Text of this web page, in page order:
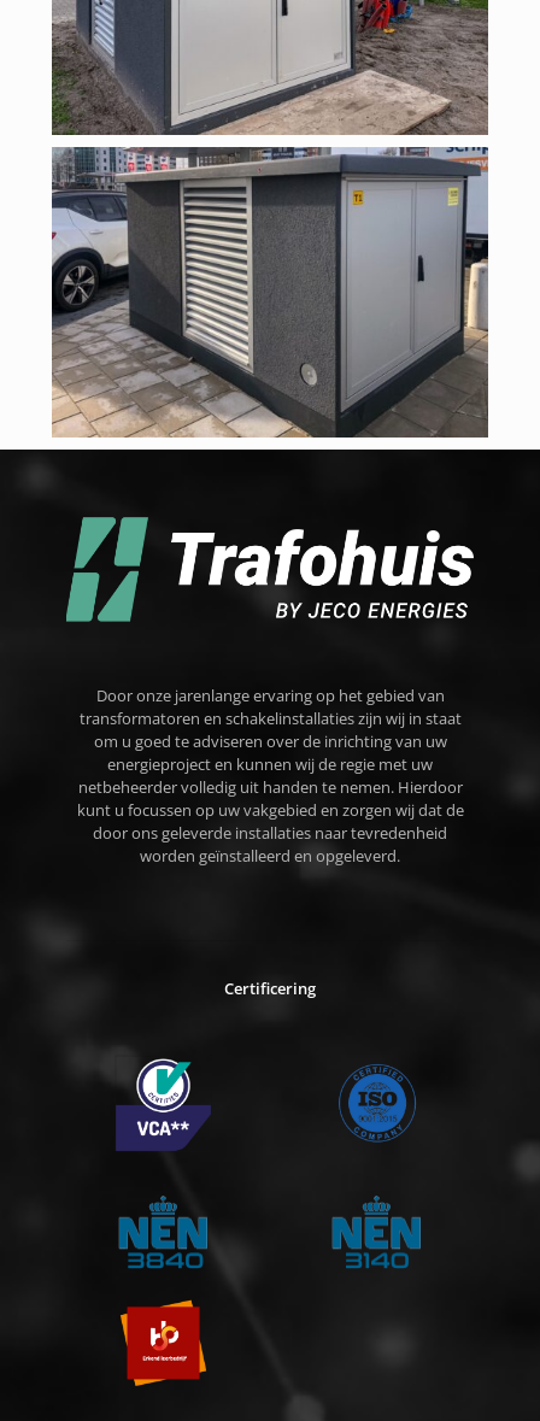
Door onze jarenlange ervaring op het gebied van
transformatoren en schakelinstallaties zijn wij in staat
om u goed te adviseren over de inrichting van uw
energieproject en kunnen wij de regie met uw
netbeheerder volledig uit handen te nemen. Hierdoor
kunt u focussen op uw vakgebied en zorgen wij dat de
door ons geleverde installaties naar tevredenheid
worden geïnstalleerd en opgeleverd.
Certificering